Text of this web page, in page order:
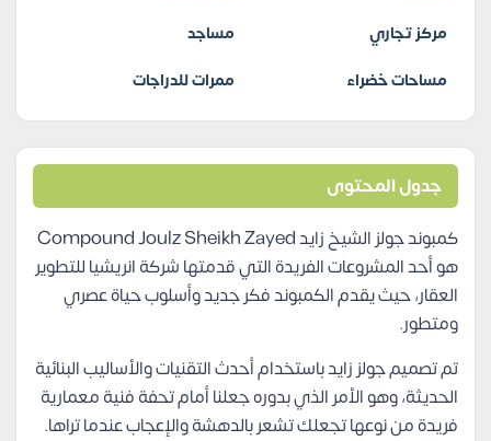
مركز تجاري
مساجد
مساحات خضراء
ممرات للدراجات
جدول المحتوى
كمبوند جولز الشيخ زايد Compound Joulz Sheikh Zayed
هو أحد المشروعات الفريدة التي قدمتها شركة انريشيا للتطوير
العقار، حيث يقدم الكمبوند فكر جديد وأسلوب حياة عصري
ومتطور.
تم تصميم جولز زايد باستخدام أحدث التقنيات والأساليب البنائية
الحديثة، وهو الأمر الذي بدوره جعلنا أمام تحفة فنية معمارية
فريدة من نوعها تجعلك تشعر بالدهشة والإعجاب عندما تراها.